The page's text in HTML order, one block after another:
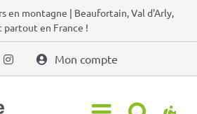
en montagne | Beaufortain, Val d'Arly,
partout en France !
Mon compte